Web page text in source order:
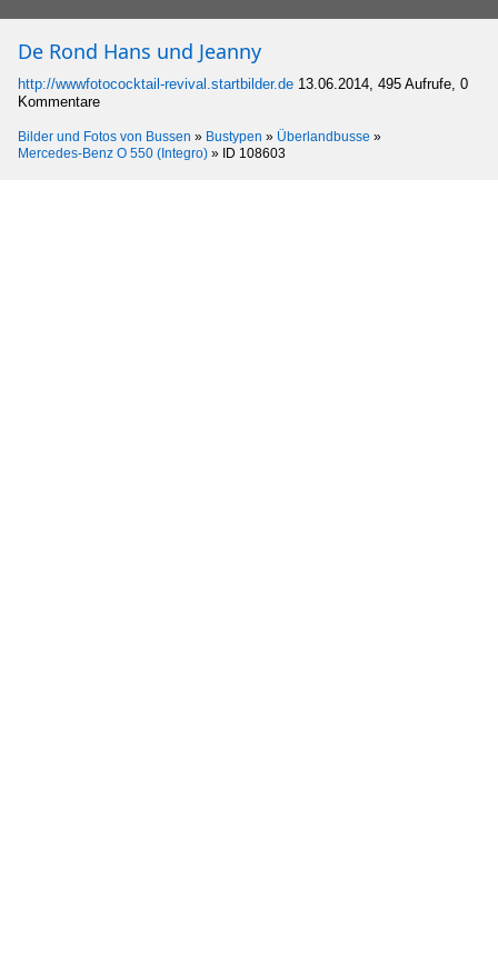
De Rond Hans und Jeanny
http://wwwfotococktail-revival.startbilder.de 13.06.2014, 495 Aufrufe, 0
Kommentare
Bilder und Fotos von Bussen » Bustypen » Überlandbusse »
Mercedes-Benz O 550 (Integro) » ID 108603